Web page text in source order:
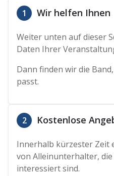
1 Wir helfen Ihnen
Weiter unten auf dieser
Daten Ihrer
Dann finden wir die
passt.
2 Kostenlose
Innerhalb kürzester Zeit
von Alleinunterhalter,
interessiert sind.